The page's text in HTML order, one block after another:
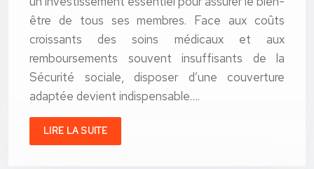
être de tous ses membres. Face aux coûts
croissants des soins médicaux et aux
remboursements souvent insuffisants de la
Sécurité sociale, disposer d’une couverture
adaptée devient indispensable….
LIRE LA SUITE